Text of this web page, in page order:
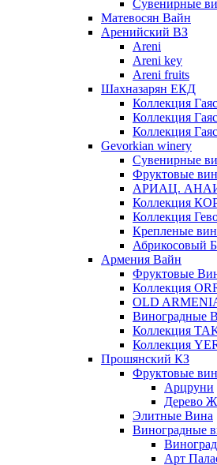
Cувенирные
Матевосян Вайн
Аренийский ВЗ
Areni
Areni key
Areni fruits
Шахназарян ЕКД
Коллекция
Коллекция
Коллекция
Gevorkian winery
Сувенирные
Фруктовые
АРИАЦ.
Коллекция
Коллекция
Крепленые
Абрикосовый
Армения Вайн
Фруктовые
Коллекция
OLD
Виноградные
Коллекция
Коллекция
Прошянский КЗ
Фруктовые
Арцруни
Дерево
Элитные Вина
Виноградные
Арт